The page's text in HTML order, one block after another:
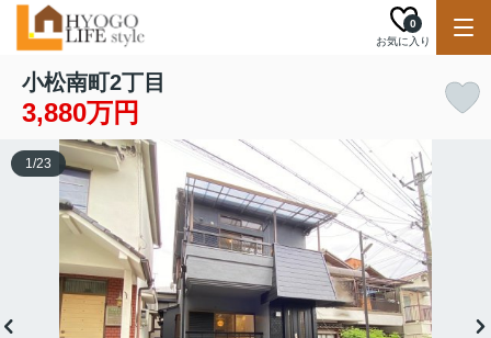
お気に入り
0
小松南町2丁目
3,880万円
1/23